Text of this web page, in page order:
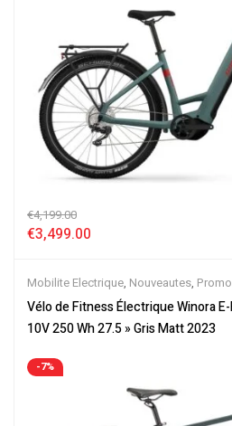
€4,199.00
€3,499.00
Mobilite Electrique, Nouveautes,
ville,Velos Electriques
Vélo de Fitness Électrique Winora
10V 250 Wh 27.5 » Gris Matt 2023
-7%